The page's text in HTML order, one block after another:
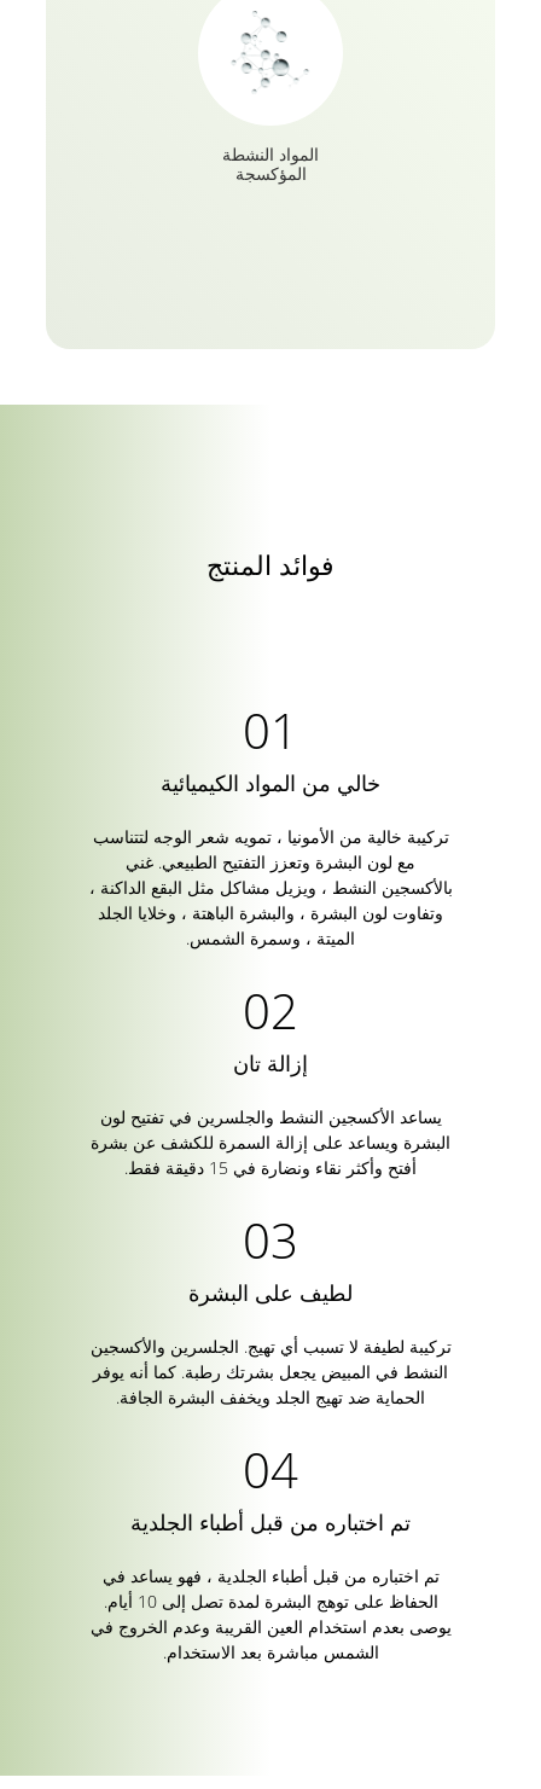
المواد النشطة
المؤكسجة
فوائد المنتج
خالي من المواد الكيميائية
تركيبة خالية من الأمونيا ، تمويه شعر الوجه لتتناسب
مع لون البشرة وتعزز التفتيح الطبيعي. غني
بالأكسجين النشط ، ويزيل مشاكل مثل البقع الداكنة ،
وتفاوت لون البشرة ، والبشرة الباهتة ، وخلايا الجلد
الميتة ، وسمرة الشمس.
إزالة تان
يساعد الأكسجين النشط والجلسرين في تفتيح لون
البشرة ويساعد على إزالة السمرة للكشف عن بشرة
أفتح وأكثر نقاء ونضارة في 15 دقيقة فقط.
لطيف على البشرة
تركيبة لطيفة لا تسبب أي تهيج. الجلسرين والأكسجين
النشط في المبيض يجعل بشرتك رطبة. كما أنه يوفر
الحماية ضد تهيج الجلد ويخفف البشرة الجافة.
تم اختباره من قبل أطباء الجلدية
تم اختباره من قبل أطباء الجلدية ، فهو يساعد في
الحفاظ على توهج البشرة لمدة تصل إلى 10 أيام.
يوصى بعدم استخدام العين القريبة وعدم الخروج في
الشمس مباشرة بعد الاستخدام.